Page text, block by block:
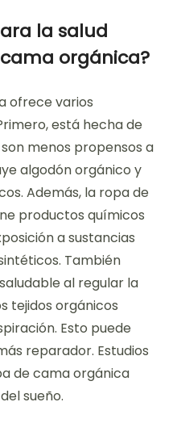
la salud
orgánica?
ofrece varios
está hecha de
menos propensos a
algodón orgánico y
Además, la ropa de
productos químicos
a sustancias
También
al regular la
tejidos orgánicos
Esto puede
reparador. Estudios
de cama orgánica
sueño.